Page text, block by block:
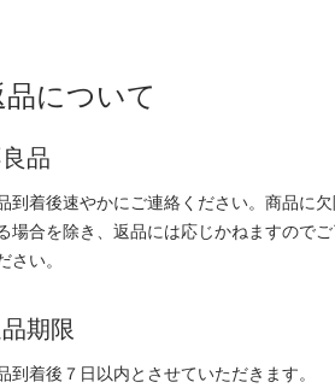
品について
品
到着後速やかにご連絡ください。商品に
場合を除き、返品には応じかねますので
さい。
期限
到着後７日以内とさせていただきます。